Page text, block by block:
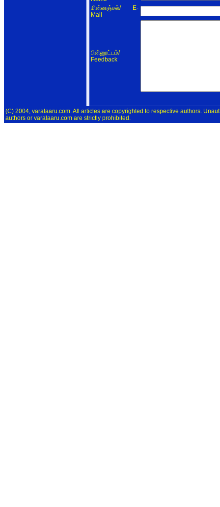
மின்னஞ்சல்/ E-
Mail
பின்னூட்டம்/
Feedback
(C) 2004, varalaaru.com. All articles are copyrighted to respective authors.
authors or varalaaru.com are strictly prohibited.